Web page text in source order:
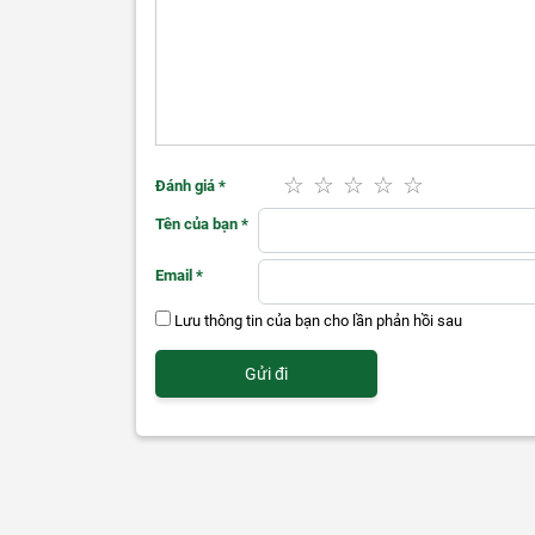
Bộ đôi camera phía sau bao gồm camera góc rộng
mới cũng có nhiều bộ xử lý hình ảnh hơn và giờ đây
Ngoài ra, cảm biến LiDAR ở mặt sau cũng hỗ trợ tạo
AR cực kì sống động. Những bức ảnh được chụp vào
năng lấy nét chính xác trong điều kiện ánh sáng yếu có
Hệ điều hành iPadOS linh
Độc đáo, đa dạng và dễ sử dụng là những điều để
Đánh giá *
Tên của bạn *
Email *
Lưu thông tin của bạn cho lần phản hồi sau